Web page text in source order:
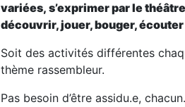
variées, s’exprimer par le
découvrir, jouer, bouger,
Soit des activités différentes
thème rassembleur.
Pas besoin d’être assidu.e,